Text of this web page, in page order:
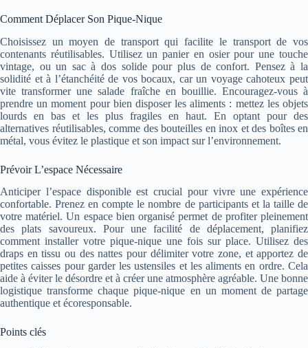
Comment Déplacer Son Pique-Nique
Choisissez un moyen de transport qui facilite le transport de vos
contenants réutilisables. Utilisez un panier en osier pour une touche
vintage, ou un sac à dos solide pour plus de confort. Pensez à la
solidité et à l’étanchéité de vos bocaux, car un voyage cahoteux peut
vite transformer une salade fraîche en bouillie. Encouragez-vous à
prendre un moment pour bien disposer les aliments : mettez les objets
lourds en bas et les plus fragiles en haut. En optant pour des
alternatives réutilisables, comme des bouteilles en inox et des boîtes en
métal, vous évitez le plastique et son impact sur l’environnement.
Prévoir L’espace Nécessaire
Anticiper l’espace disponible est crucial pour vivre une expérience
confortable. Prenez en compte le nombre de participants et la taille de
votre matériel. Un espace bien organisé permet de profiter pleinement
des plats savoureux. Pour une facilité de déplacement, planifiez
comment installer votre pique-nique une fois sur place. Utilisez des
draps en tissu ou des nattes pour délimiter votre zone, et apportez de
petites caisses pour garder les ustensiles et les aliments en ordre. Cela
aide à éviter le désordre et à créer une atmosphère agréable. Une bonne
logistique transforme chaque pique-nique en un moment de partage
authentique et écoresponsable.
Points clés